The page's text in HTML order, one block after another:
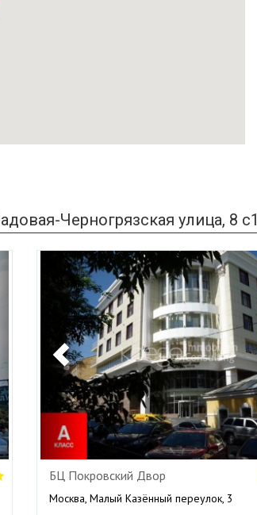
Черногрязская улица, 8 с1
Previous
БЦ Покровский Двор
Москва, Малый Казённый переулок, 3